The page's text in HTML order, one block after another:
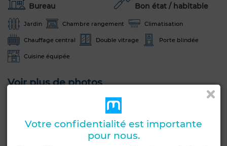
Bureau Bon état / habitable
Jardin Chambre rangement Climatisation
Chauffage central Double vitrage Porte blindée
Cuisine équipée
Voir plus de photos
Votre confidentialité est importante
pour nous.